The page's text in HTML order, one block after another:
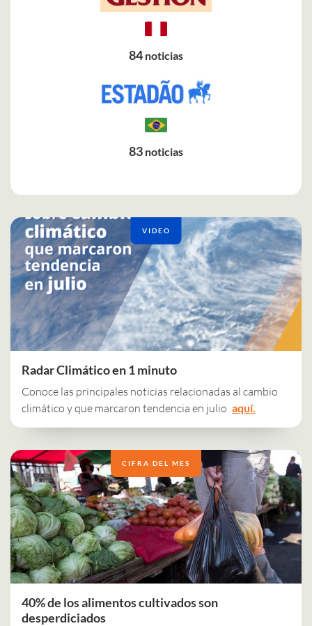
84 noticias
83 noticias
VIDEO
Radar Climático en 1 minuto
Conoce las principales noticias relacionadas al cambio
climático y que marcaron tendencia en julio aquí.
CIFRA DEL MES
40% de los alimentos cultivados son
desperdiciados